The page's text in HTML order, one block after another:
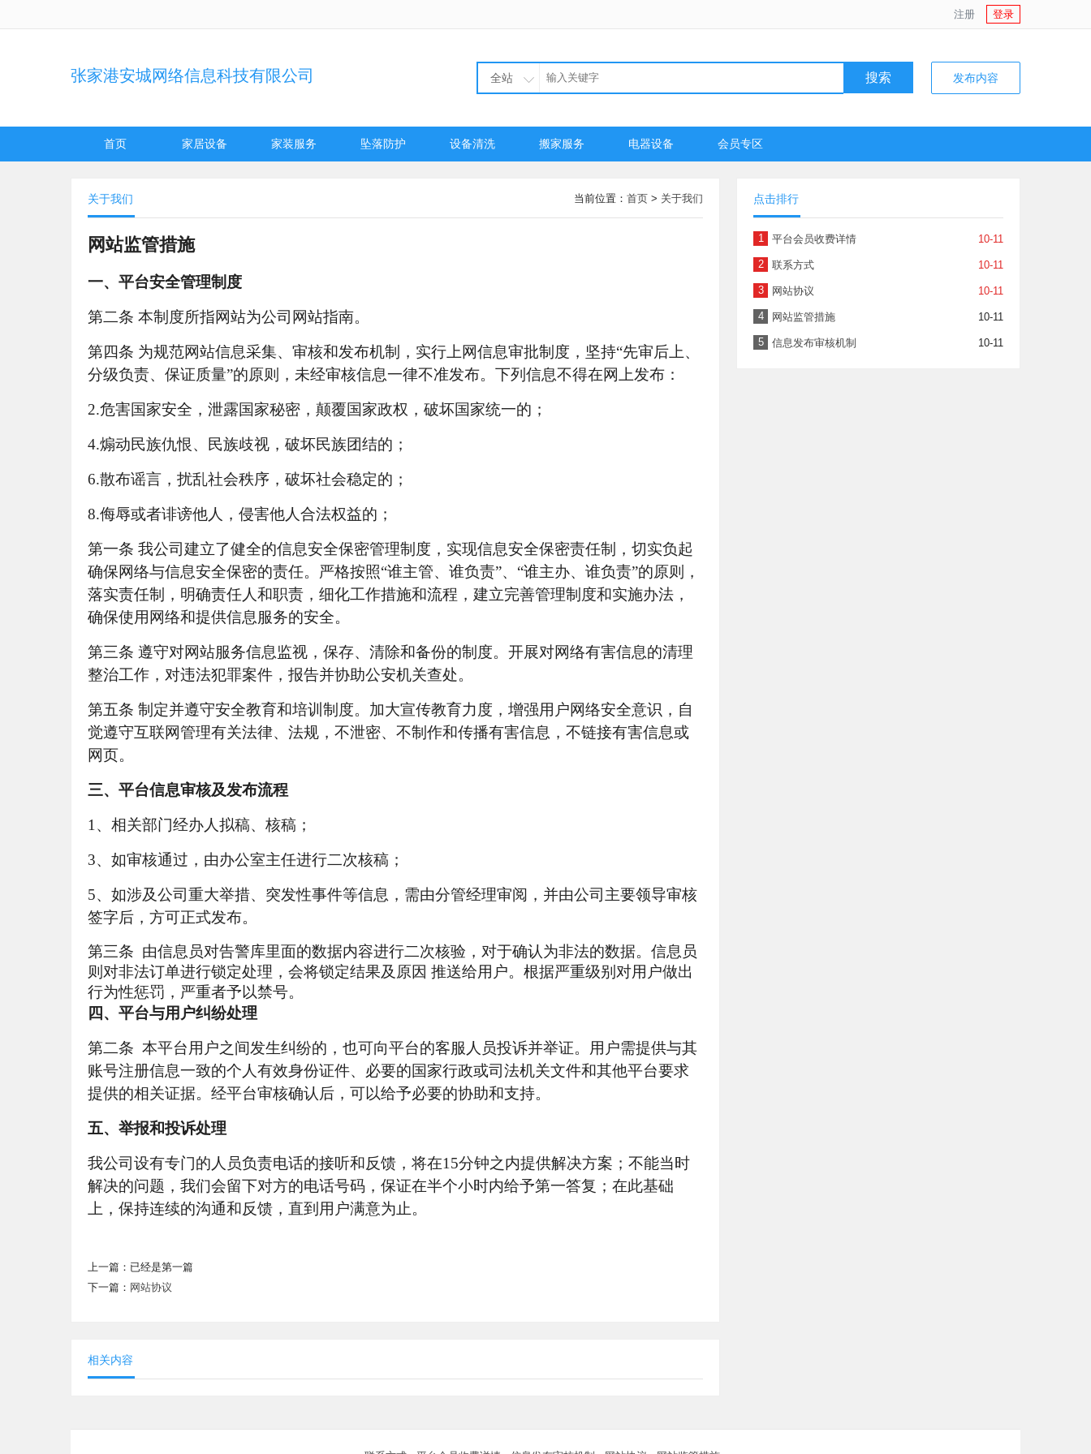
注册 登录
张家港安城网络信息科技有限公司 全站 搜索 发布内容
首页 家居设备 家装服务 坠落防护 设备清洗 搬家服务 电器设备 会员专区
关于我们 当前位置： 首页 > 关于我们
网站监管措施
一、平台安全管理制度
第二条 本制度所指网站为公司网站指南。
第四条 为规范网站信息采集、审核和发布机制，实行上网信息审批制度，坚持“先审后上、
分级负责、保证质量”的原则，未经审核信息一律不准发布。下列信息不得在网上发布：
2.危害国家安全，泄露国家秘密，颠覆国家政权，破坏国家统一的；
4.煽动民族仇恨、民族歧视，破坏民族团结的；
6.散布谣言，扰乱社会秩序，破坏社会稳定的；
8.侮辱或者诽谤他人，侵害他人合法权益的；
第一条 我公司建立了健全的信息安全保密管理制度，实现信息安全保密责任制，切实负起
确保网络与信息安全保密的责任。严格按照“谁主管、谁负责”、“谁主办、谁负责”的原则，
落实责任制，明确责任人和职责，细化工作措施和流程，建立完善管理制度和实施办法，
确保使用网络和提供信息服务的安全。
第三条 遵守对网站服务信息监视，保存、清除和备份的制度。开展对网络有害信息的清理
整治工作，对违法犯罪案件，报告并协助公安机关查处。
第五条 制定并遵守安全教育和培训制度。加大宣传教育力度，增强用户网络安全意识，自
觉遵守互联网管理有关法律、法规，不泄密、不制作和传播有害信息，不链接有害信息或
网页。
三、平台信息审核及发布流程
1、相关部门经办人拟稿、核稿；
3、如审核通过，由办公室主任进行二次核稿；
5、如涉及公司重大举措、突发性事件等信息，需由分管经理审阅，并由公司主要领导审核
签字后，方可正式发布。
第三条 由信息员对告警库里面的数据内容进行二次核验，对于确认为非法的数据。信息员
则对非法订单进行锁定处理，会将锁定结果及原因 推送给用户。根据严重级别对用户做出
行为性惩罚，严重者予以禁号。
四、平台与用户纠纷处理
第二条 本平台用户之间发生纠纷的，也可向平台的客服人员投诉并举证。用户需提供与其
账号注册信息一致的个人有效身份证件、必要的国家行政或司法机关文件和其他平台要求
提供的相关证据。经平台审核确认后，可以给予必要的协助和支持。
五、举报和投诉处理
我公司设有专门的人员负责电话的接听和反馈，将在15分钟之内提供解决方案；不能当时
解决的问题，我们会留下对方的电话号码，保证在半个小时内给予第一答复；在此基础
上，保持连续的沟通和反馈，直到用户满意为止。
上一篇：已经是第一篇
下一篇： 网站协议
相关内容
点击排行
1 10-11
平台会员收费详情
2 10-11
联系方式
3 10-11
网站协议
4 10-11
网站监管措施
5 10-11
信息发布审核机制